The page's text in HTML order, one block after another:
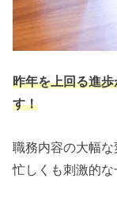
昨年を上回る進
す！
職務内容の大幅
忙しくも刺激的な